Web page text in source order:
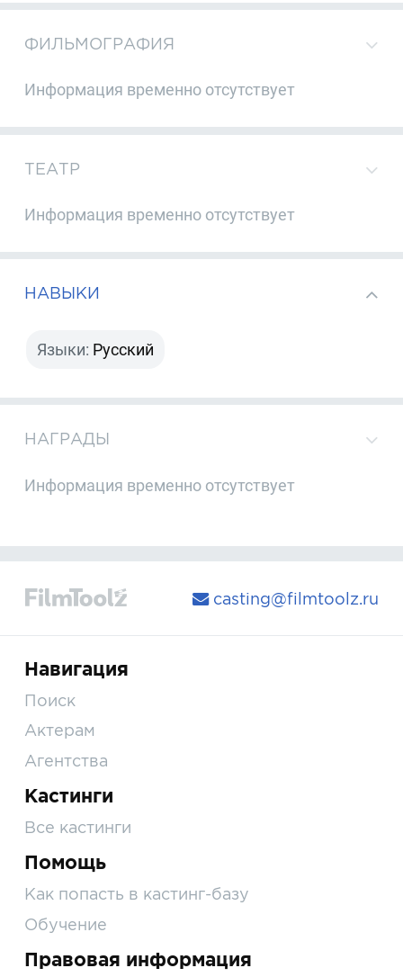
ФИЛЬМОГРАФИЯ
Информация временно отсутствует
ТЕАТР
Информация временно отсутствует
НАВЫКИ
Языки: Русский
НАГРАДЫ
Информация временно отсутствует
casting@filmtoolz.ru
Навигация
Поиск
Актерам
Агентства
Кастинги
Все кастинги
Помощь
Как попасть в кастинг-базу
Обучение
Правовая информация